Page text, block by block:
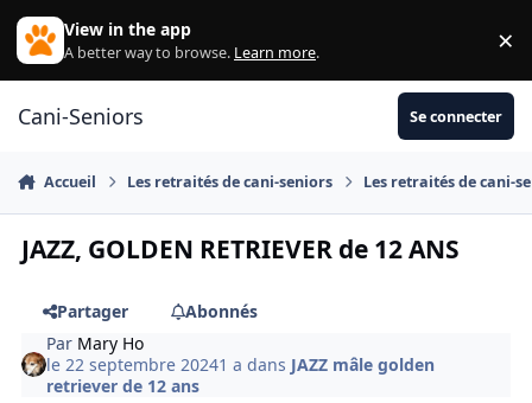
Aller au contenu
View in the app
A better way to browse. Learn more. ×
Cani-Seniors Se connecter
Accueil Les retraités de cani-seniors Les retraités de cani-
JAZZ, GOLDEN RETRIEVER de 12 ANS
Partager
Abonnés
Par Mary Ho
le 22 septembre 20241 a dans JAZZ mâle golden
retriever de 12 ans